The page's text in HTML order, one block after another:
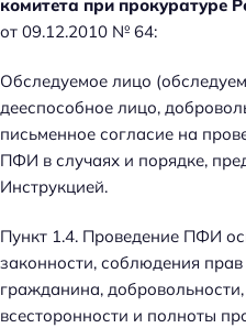
комитета при прокуратуре
от 09.12.2010 № 64:
Обследуемое лицо
дееспособное лицо,
письменное согласие на
ПФИ в случаях и порядке,
Инструкцией.
Пункт 1.4. Проведение ПФИ
законности, соблюдения
гражданина,
всесторонности и полноты
Н
а